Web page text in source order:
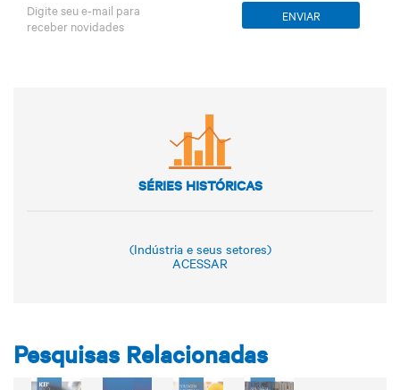
Digite seu e-mail para
receber novidades
SÉRIES HISTÓRICAS
(Indústria e seus setores)
ACESSAR
Pesquisas Relacionadas